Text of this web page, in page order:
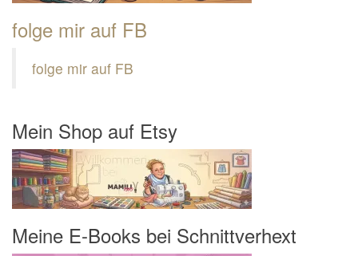
folge mir auf FB
folge mir auf FB
Mein Shop auf Etsy
Meine E-Books bei Schnittverhext